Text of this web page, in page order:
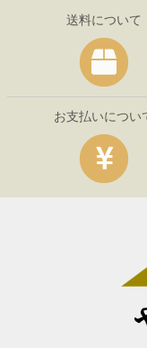
送料について
お支払いについ